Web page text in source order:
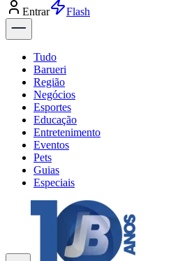
Entrar
Flash
Tudo
Barueri
Região
Negócios
Esportes
Educação
Entretenimento
Eventos
Pets
Guias
Especiais
Explore Tudo
Últimas Notícias
Previsão do Tempo
Trânsito e Rotas